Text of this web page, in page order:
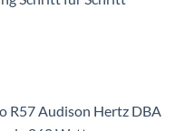
R57 Audison Hertz DBA